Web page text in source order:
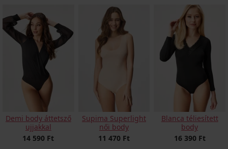
Demi body áttetsző
ujjakkal
14 590 Ft
Supima Superlight
női body
11 470 Ft
Blanca téliesített
body
16 390 Ft